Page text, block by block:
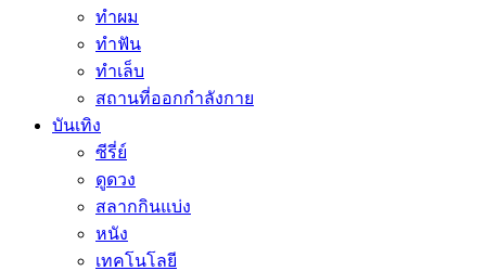
ทำผม
ทำฟัน
ทำเล็บ
สถานที่ออกกำลังกาย
บันเทิง
ซีรี่ย์
ดูดวง
สลากกินแบ่ง
หนัง
เทคโนโลยี